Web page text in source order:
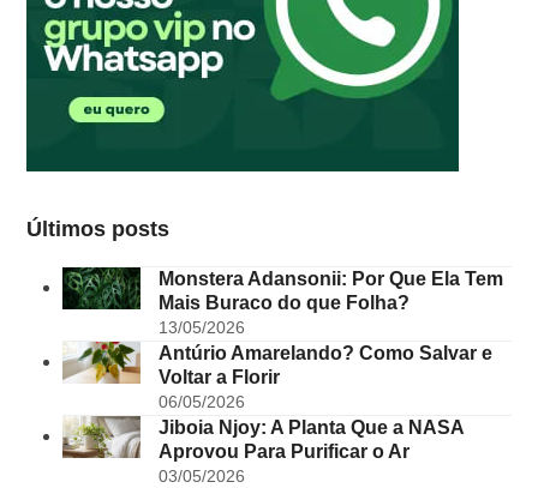
Últimos posts
Monstera Adansonii: Por Que Ela Tem
Mais Buraco do que Folha?
13/05/2026
Antúrio Amarelando? Como Salvar e
Voltar a Florir
06/05/2026
Jiboia Njoy: A Planta Que a NASA
Aprovou Para Purificar o Ar
03/05/2026